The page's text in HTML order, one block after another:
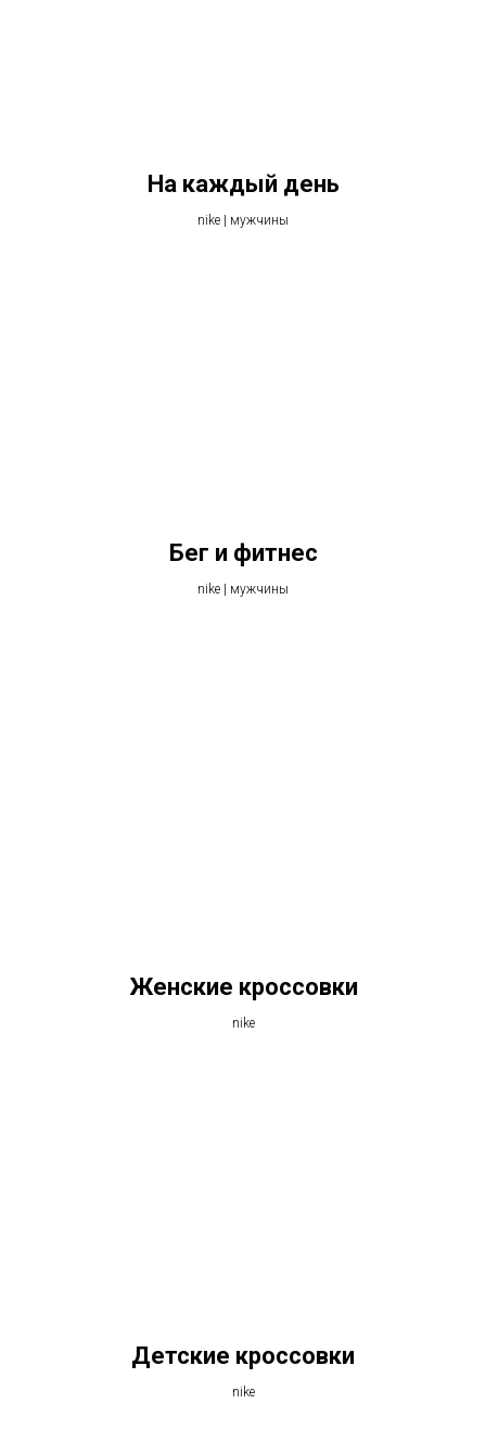
На каждый день
nike | мужчины
Бег и фитнес
nike | мужчины
Женские кроссовки
nike
Детские кроссовки
nike